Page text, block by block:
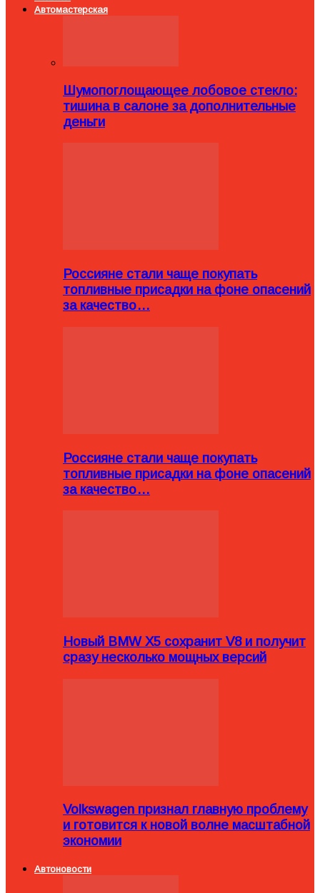
Автомастерская
Шумопоглощающее лобовое стекло:
тишина в салоне за дополнительные
деньги
Россияне стали чаще покупать
топливные присадки на фоне опасений
за качество…
Россияне стали чаще покупать
топливные присадки на фоне опасений
за качество…
Новый BMW X5 сохранит V8 и получит
сразу несколько мощных версий
Volkswagen признал главную проблему
и готовится к новой волне масштабной
экономии
Автоновости